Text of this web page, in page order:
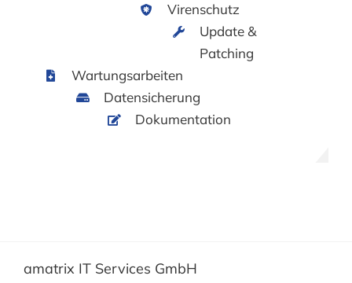
Virenschutz
Update &
Patching
Wartungsarbeiten
Datensicherung
Dokumentation
amatrix IT Services GmbH